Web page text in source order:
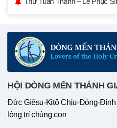
HỘI DÒNG MẾN THÁNH
Đức Giêsu-Kitô Chịu-Đóng-
lòng trí chúng con